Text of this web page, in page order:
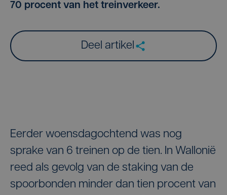
70 procent van het treinverkeer.
Deel artikel
Eerder woensdagochtend was nog
sprake van 6 treinen op de tien. In Wallonië
reed als gevolg van de staking van de
spoorbonden minder dan tien procent van